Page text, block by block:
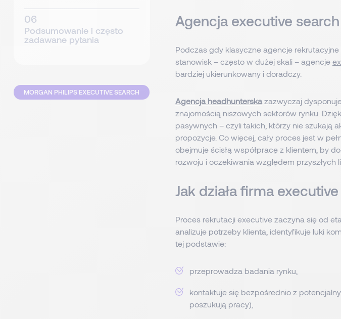
Agencja executive
Podczas gdy klasyczne agencje
stanowisk – często w dużej skali – agencje
bardziej ukierunkowany i doradczy.
Agencja headhunterska zazwyczaj
znajomością niszowych sektorów rynku.
pasywnych – czyli takich, którzy nie szukają
propozycje. Co więcej, cały proces jest w
obejmuje ścisłą współpracę z klientem, by
rozwoju i oczekiwania względem przyszłych
Jak działa firma
Proces rekrutacji executive zaczyna się od
analizuje potrzeby klienta, identyfikuje luki
tej podstawie:
przeprowadza badania rynku,
kontaktuje się bezpośrednio z
poszukują pracy),
Podsumowanie i często
zadawane pytania
MORGAN PHILIPS EXECUTIVE SEARCH